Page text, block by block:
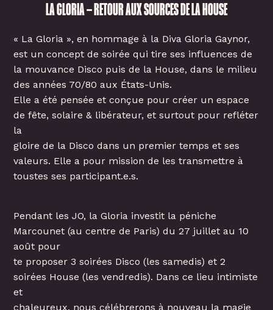
LA GLORIA – RETOUR AUX SOURCES DE LA HOUSE
« La Gloria », en hommage à la Diva Gloria Gaynor,
est un concept de soirée qui tire ses influences de
la mouvance Disco puis de la House, dans le milieu
des années 70/80 aux États-Unis.
Elle a été pensée et conçue pour créer un espace
de fête, solaire & libérateur, et surtout pour refléter
la
gloire de la Disco dans un premier temps et ses
valeurs. Elle a pour mission de les transmettre à
toustes ses participant.e.s.
Pendant les JO, la Gloria investit la péniche
Marcounet (au centre de Paris) du 27 juillet au 10
août pour
te proposer 3 soirées Disco (les samedis) et 2
soirées House (les vendredis). Dans ce lieu intimiste
et
chaleureux, nous célébrerons à nouveau la magie